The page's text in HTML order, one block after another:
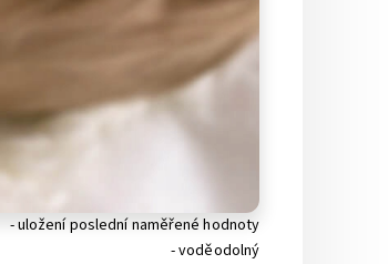
- uložení poslední naměřené hodnoty
- voděodolný